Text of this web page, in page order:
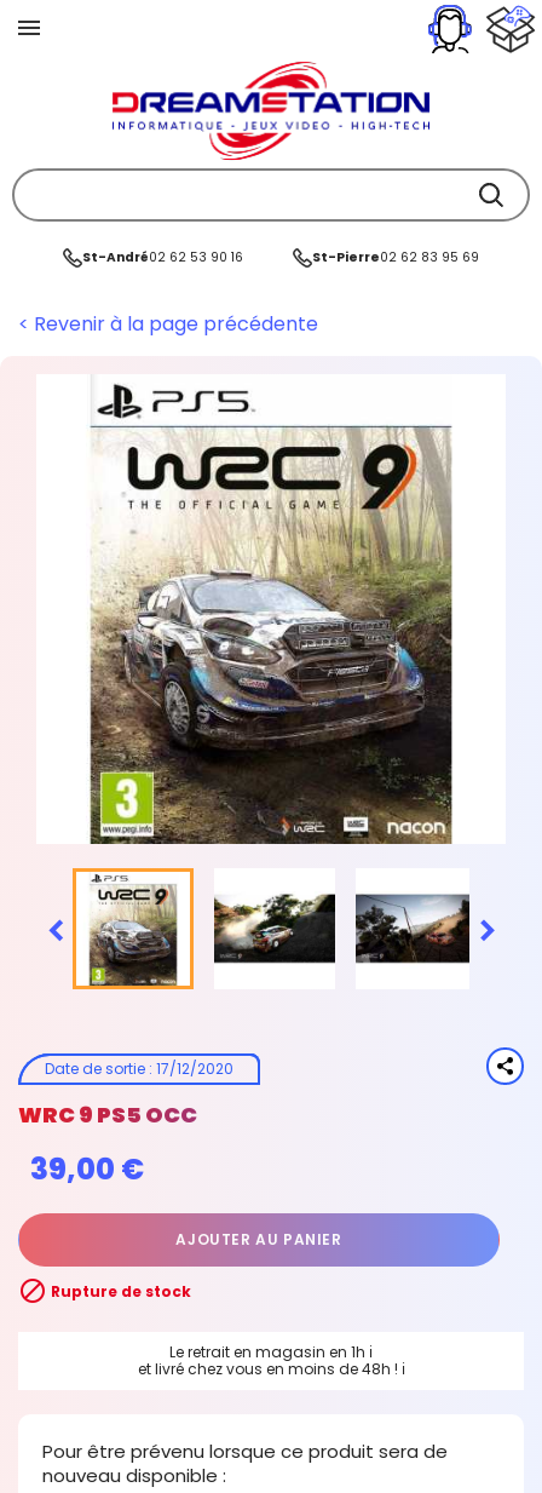
St-André02 62 53 90 16 St-Pierre02 62 83 95 69
< Revenir à la page précédente
 
Date de sortie : 17/12/2020
WRC 9 PS5 OCC
39,00 €
AJOUTER AU PANIER
 Rupture de stock
Le retrait en magasin en 1h ℹ
et livré chez vous en moins de 48h ! ℹ
Pour être prévenu lorsque ce produit sera de
nouveau disponible :